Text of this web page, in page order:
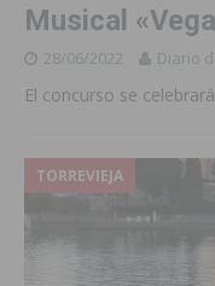
Musical
28/06/2022 Diario
El concurso se
TORREVIEJA